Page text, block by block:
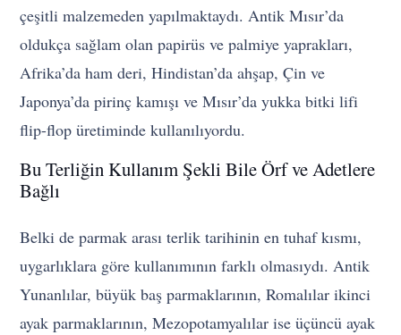
çeşitli malzemeden yapılmaktaydı. Antik Mısır’da
oldukça sağlam olan papirüs ve palmiye yaprakları,
Afrika’da ham deri, Hindistan’da ahşap, Çin ve
Japonya’da pirinç kamışı ve Mısır’da yukka bitki lifi
flip-flop üretiminde kullanılıyordu.
Bu Terliğin Kullanım Şekli Bile Örf ve Adetlere
Bağlı
Belki de parmak arası terlik tarihinin en tuhaf kısmı,
uygarlıklara göre kullanımının farklı olmasıydı. Antik
Yunanlılar, büyük baş parmaklarının, Romalılar ikinci
ayak parmaklarının, Mezopotamyalılar ise üçüncü ayak